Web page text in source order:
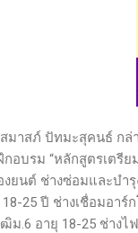
มาสภ์ ปัทมะสุคนธ์ กล่
กอบรม “หลักสูตรเตรี
งยนต์ ช่างซ่อมและบำ
18-25 ปี ช่างเชื่อมอา
ม.6 อายุ 18-25 ช่าง